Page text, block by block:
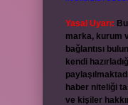
Yasal Uyarı:
marka, kurum
bağlantısı
kendi
haber niteliği
ve kişiler